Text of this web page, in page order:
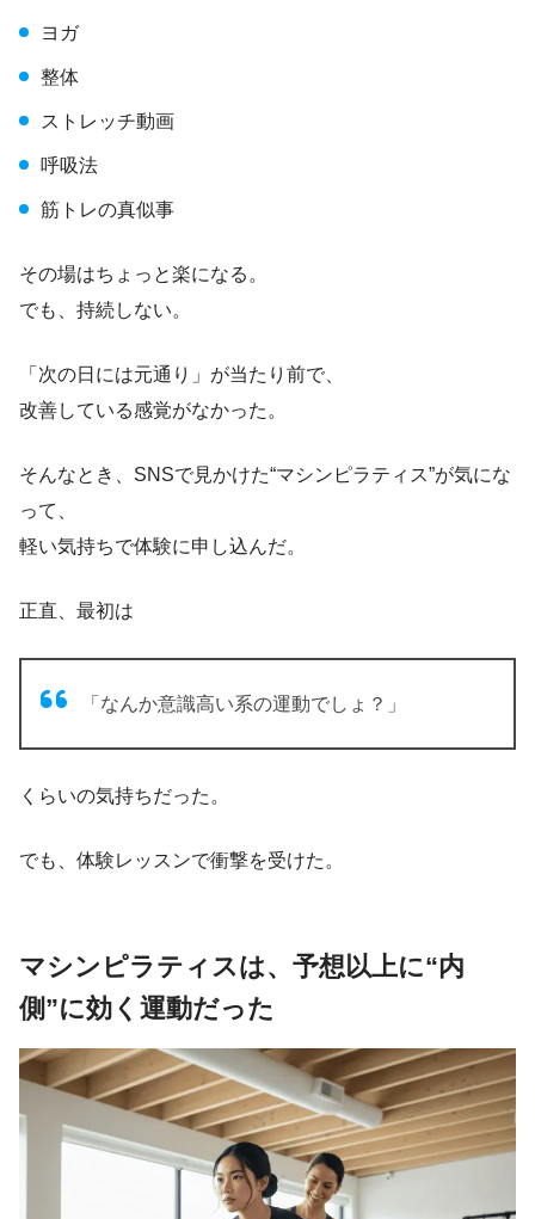
ヨガ
整体
ストレッチ動画
呼吸法
筋トレの真似事
その場はちょっと楽になる。
でも、持続しない。
「次の日には元通り」が当たり前で、
改善している感覚がなかった。
そんなとき、SNSで見かけた“マシンピラティス”が気にな
って、
軽い気持ちで体験に申し込んだ。
正直、最初は
「なんか意識高い系の運動でしょ？」
くらいの気持ちだった。
でも、体験レッスンで衝撃を受けた。
マシンピラティスは、予想以上に“内
側”に効く運動だった